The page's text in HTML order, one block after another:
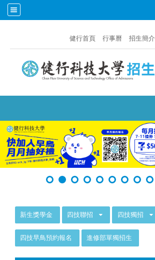
健行首頁 行事曆 招生簡介
新生獎學金 四技聯招 四技獨招
四技早鳥預約報名 進修部單獨招生